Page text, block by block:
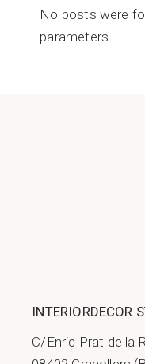
No posts were
parameters.
INTERIORDECOR
C/Enric Prat de la